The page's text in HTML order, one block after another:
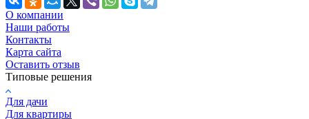
О компании
Наши работы
Контакты
Карта сайта
Оставить отзыв
Типовые решения
Для дачи
Для квартиры